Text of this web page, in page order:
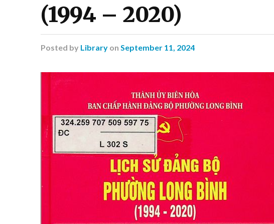
(1994 – 2020)
Posted by Library on September 11, 2024